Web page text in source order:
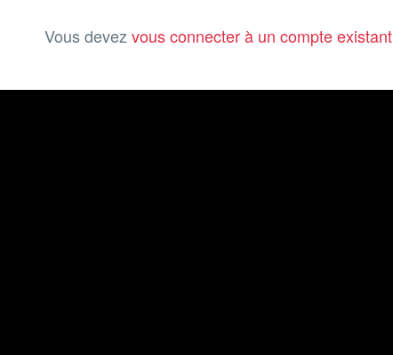
Vous devezvous connecter à un compte existant